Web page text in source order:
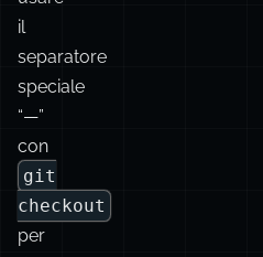
rilevanza.
Puoi
usare
il
separatore
speciale